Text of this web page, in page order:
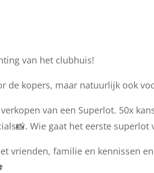
van het clubhuis!
de kopers, maar natuurlijk ook
van een Superlot. 50x
Wie gaat het eerste superlot
vrienden, familie en kennissen